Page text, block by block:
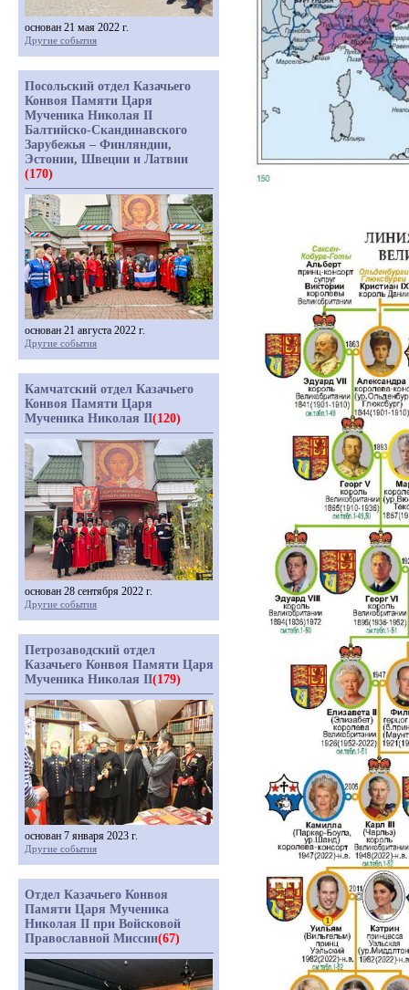
основан 21 мая 2022 г.
Другие события
Посольский отдел Казачьего
Конвоя Памяти Царя
Мученика Николая II
Балтийско-Скандинавского
Зарубежья – Финляндии,
Эстонии, Швеции и Латвии
(170)
основан 21 августа 2022 г.
Другие события
Камчатский отдел Казачьего
Конвоя Памяти Царя
Мученика Николая II(120)
основан 28 сентября 2022 г.
Другие события
Петрозаводский отдел
Казачьего Конвоя Памяти Царя
Мученика Николая II(179)
основан 7 января 2023 г.
Другие события
Отдел Казачьего Конвоя
Памяти Царя Мученика
Николая II при Войсковой
Православной Миссии(67)